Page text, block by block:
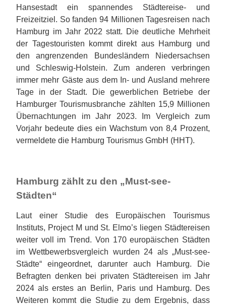
Hansestadt ein spannendes Städtereise- und
Freizeitziel. So fanden 94 Millionen Tagesreisen nach
Hamburg im Jahr 2022 statt. Die deutliche Mehrheit
der Tagestouristen kommt direkt aus Hamburg und
den angrenzenden Bundesländern Niedersachsen
und Schleswig-Holstein. Zum anderen verbringen
immer mehr Gäste aus dem In- und Ausland mehrere
Tage in der Stadt. Die gewerblichen Betriebe der
Hamburger Tourismusbranche zählten 15,9 Millionen
Übernachtungen im Jahr 2023. Im Vergleich zum
Vorjahr bedeute dies ein Wachstum von 8,4 Prozent,
vermeldete die Hamburg Tourismus GmbH (HHT).
Hamburg zählt zu den „Must-see-
Städten“
Laut einer Studie des Europäischen Tourismus
Instituts, Project M und St. Elmo’s liegen Städtereisen
weiter voll im Trend. Von 170 europäischen Städten
im Wettbewerbsvergleich wurden 24 als „Must-see-
Städte“ eingeordnet, darunter auch Hamburg. Die
Befragten denken bei privaten Städtereisen im Jahr
2024 als erstes an Berlin, Paris und Hamburg. Des
Weiteren kommt die Studie zu dem Ergebnis, dass